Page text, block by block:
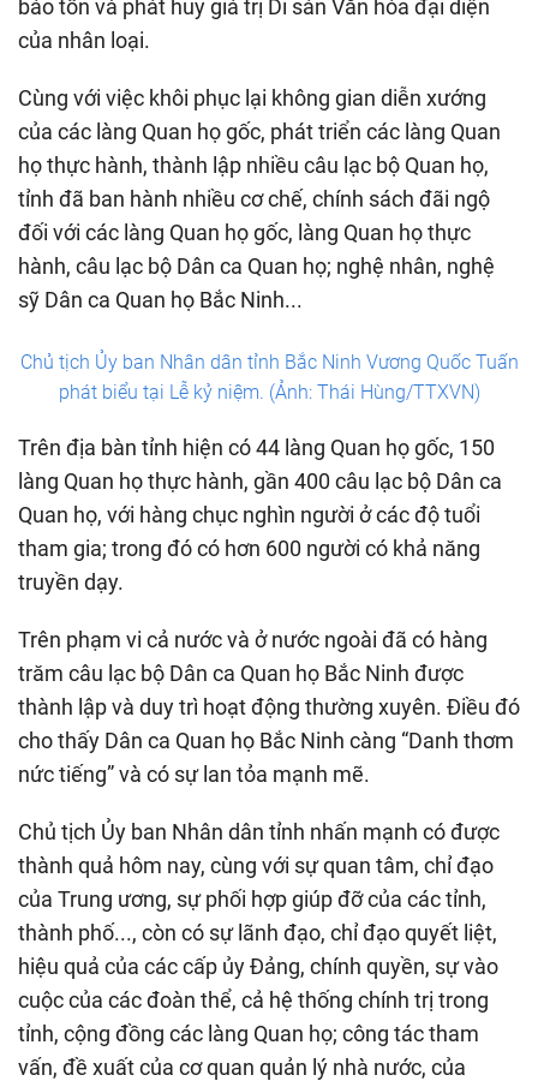
bảo tồn và phát huy giá trị Di sản Văn hóa đại diện
của nhân loại.
Cùng với việc khôi phục lại không gian diễn xướng
của các làng Quan họ gốc, phát triển các làng Quan
họ thực hành, thành lập nhiều câu lạc bộ Quan họ,
tỉnh đã ban hành nhiều cơ chế, chính sách đãi ngộ
đối với các làng Quan họ gốc, làng Quan họ thực
hành, câu lạc bộ Dân ca Quan họ; nghệ nhân, nghệ
sỹ Dân ca Quan họ Bắc Ninh...
Chủ tịch Ủy ban Nhân dân tỉnh Bắc Ninh Vương Quốc Tuấn
phát biểu tại Lễ kỷ niệm. (Ảnh: Thái Hùng/TTXVN)
Trên địa bàn tỉnh hiện có 44 làng Quan họ gốc, 150
làng Quan họ thực hành, gần 400 câu lạc bộ Dân ca
Quan họ, với hàng chục nghìn người ở các độ tuổi
tham gia; trong đó có hơn 600 người có khả năng
truyền dạy.
Trên phạm vi cả nước và ở nước ngoài đã có hàng
trăm câu lạc bộ Dân ca Quan họ Bắc Ninh được
thành lập và duy trì hoạt động thường xuyên. Điều đó
cho thấy Dân ca Quan họ Bắc Ninh càng “Danh thơm
nức tiếng” và có sự lan tỏa mạnh mẽ.
Chủ tịch Ủy ban Nhân dân tỉnh nhấn mạnh có được
thành quả hôm nay, cùng với sự quan tâm, chỉ đạo
của Trung ương, sự phối hợp giúp đỡ của các tỉnh,
thành phố..., còn có sự lãnh đạo, chỉ đạo quyết liệt,
hiệu quả của các cấp ủy Đảng, chính quyền, sự vào
cuộc của các đoàn thể, cả hệ thống chính trị trong
tỉnh, cộng đồng các làng Quan họ; công tác tham
vấn, đề xuất của cơ quan quản lý nhà nước, của